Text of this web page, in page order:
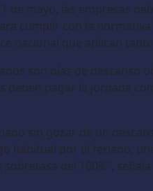
de mayo, las empresas
cumplir con la
nacional que aplican
son días de descanso
deben pagar la jornada
sin gozar de un
habitual por el feriado,
del 100%”,